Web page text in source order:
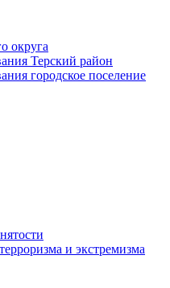
округа
Терский район
городское поселение
и экстремизма